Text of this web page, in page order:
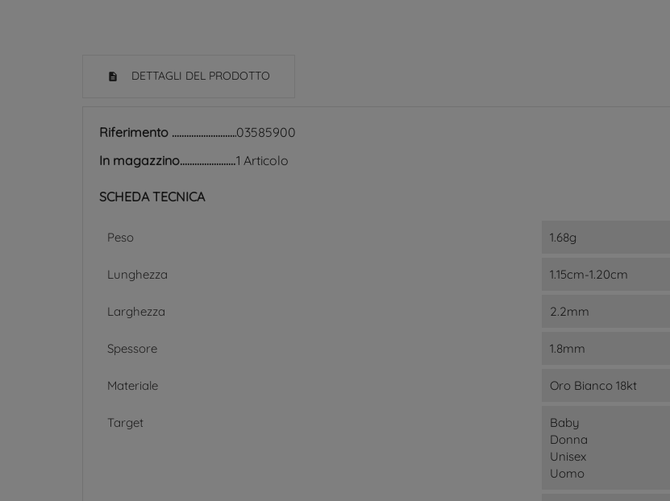
DETTAGLI DEL PRODOTTO
Riferimento
03585900
In magazzino
1 Articolo
SCHEDA TECNICA
Peso 1.68g
Lunghezza 1.15cm-1.20cm
Larghezza 2.2mm
Spessore 1.8mm
Materiale Oro Bianco 18kt
Target
Baby
Donna
Unisex
Uomo